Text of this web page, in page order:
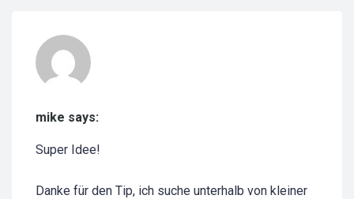
mike says:
Super Idee!
Danke für den Tip, ich suche unterhalb von kleiner